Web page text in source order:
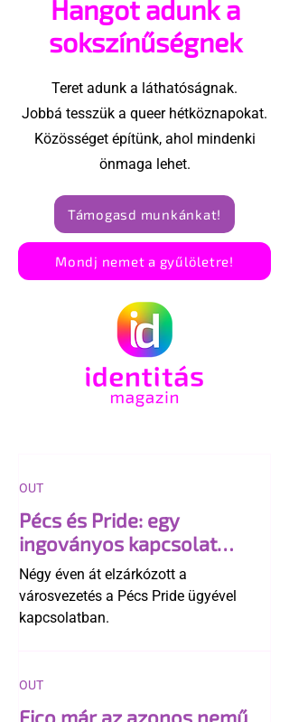
Hangot adunk a
sokszínűségnek
Teret adunk a láthatóságnak.
Jobbá tesszük a queer hétköznapokat.
Közösséget építünk, ahol mindenki
önmaga lehet.
Támogasd munkánkat!
Mondj nemet a gyűlöletre!
Pécs és Pride: egy
ingoványos kapcsolat
története
Négy éven át elzárkózott a
városvezetés a Pécs Pride ügyével
kapcsolatban.
OUT
Fico már az azonos nemű
OUT